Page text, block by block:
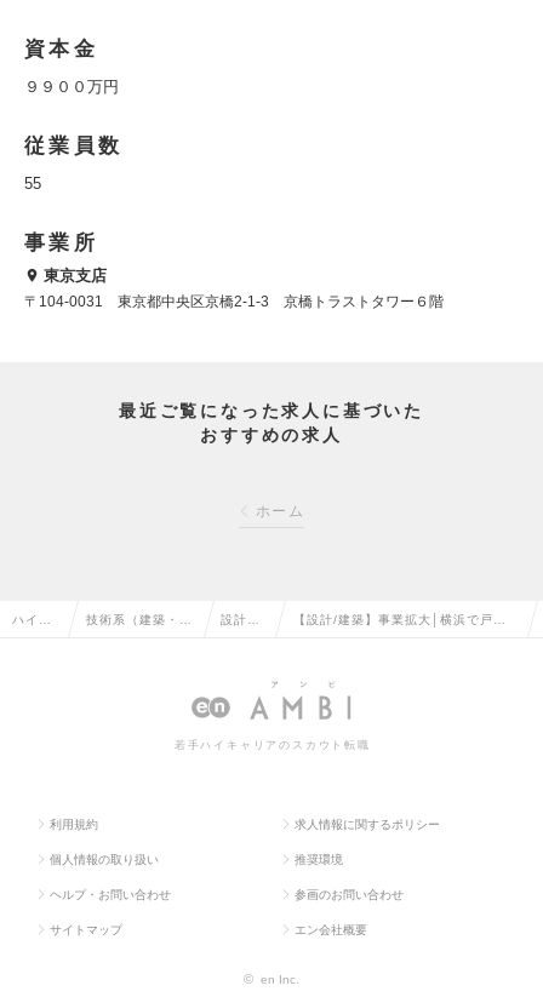
資本金
９９００万円
従業員数
55
事業所
東京支店
〒104-0031 東京都中央区京橋2-1-3 京橋トラストタワー６階
最近ご覧になった求人に基づいた
おすすめの求人
ホーム
ハイク 技術系（建築・設 設計
築）の
【設計/建築】事業拡大│横浜で戸
5％◎前給与保障の求人情報
若手ハイキャリアのスカウト転職
利用規約 求人情報に関するポリシー
個人情報の取り扱い 推奨環境
ヘルプ・お問い合わせ 参画のお問い合わせ
サイトマップ エン会社概要
© en Inc.